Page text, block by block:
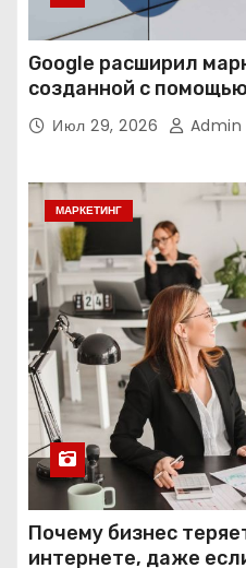
Google расширил
созданной с
интеллекта
Июл 29, 2026 Admin
МАРКЕТИНГ
Почему бизнес
интернете, даже